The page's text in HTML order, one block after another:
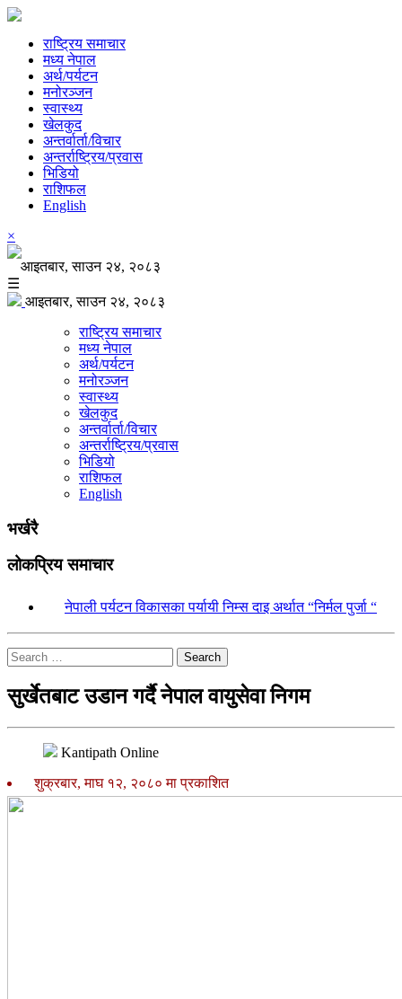
राष्ट्रिय समाचार
मध्य नेपाल
अर्थ/पर्यटन
मनोरञ्जन
स्वास्थ्य
खेलकुद
अन्तर्वार्ता/विचार
अन्तर्राष्ट्रिय/प्रवास
भिडियो
राशिफल
English
×
आइतबार, साउन २४, २०८३
☰
आइतबार, साउन २४, २०८३
राष्ट्रिय समाचार
मध्य नेपाल
अर्थ/पर्यटन
मनोरञ्जन
स्वास्थ्य
खेलकुद
अन्तर्वार्ता/विचार
अन्तर्राष्ट्रिय/प्रवास
भिडियो
राशिफल
English
भर्खरै
लोकप्रिय समाचार
नेपाली पर्यटन विकासका पर्यायी निम्स दाइ अर्थात “निर्मल पुर्जा “
Search
सुर्खेतबाट उडान गर्दै नेपाल वायुसेवा निगम
Kantipath Online
शुक्रबार, माघ १२, २०८० मा प्रकाशित